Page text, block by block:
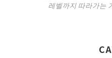
레벨까지 따라가는